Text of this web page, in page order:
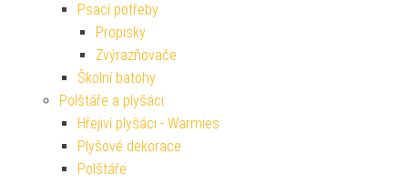
Psací potřeby
Propisky
Zvýrazňovače
Školní batohy
Polštáře a plyšáci
Hřejiví plyšáci - Warmies
Plyšové dekorace
Polštáře